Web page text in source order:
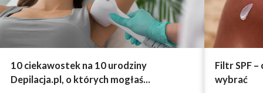
10 ciekawostek na 10 urodziny
Depilacja.pl, o których mogłaś...
Filtr SPF
wybrać